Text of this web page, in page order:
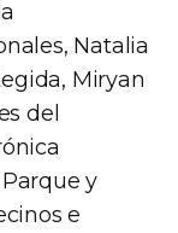
Natalia
Miryan
del
y
e